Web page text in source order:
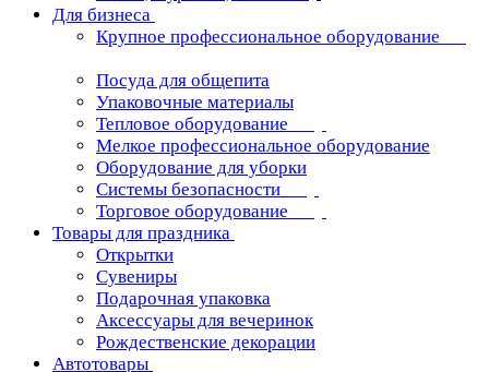
Для бизнеса
Крупное профессиональное оборудование
Посуда для общепита
Упаковочные материалы
Тепловое оборудование
Мелкое профессиональное оборудование
Оборудование для уборки
Системы безопасности
Торговое оборудование
Товары для праздника
Открытки
Сувениры
Подарочная упаковка
Аксессуары для вечеринок
Рождественские декорации
Автотовары